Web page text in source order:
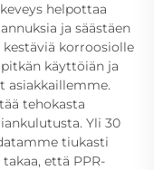
helpottaa
ja säästäen
korroosiolle
käyttöiän ja
asiakkaillemme.
tehokasta
Yli 30
tiukasti
että PPR-